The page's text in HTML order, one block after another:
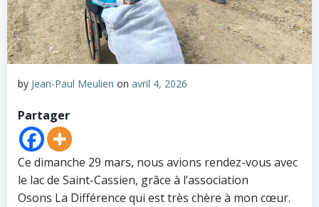
by Jean-Paul Meulien on avril 4, 2026
Partager
Ce dimanche 29 mars, nous avions rendez-vous avec
le lac de Saint-Cassien, grâce à l’association
Osons La Différence qui est très chère à mon cœur.